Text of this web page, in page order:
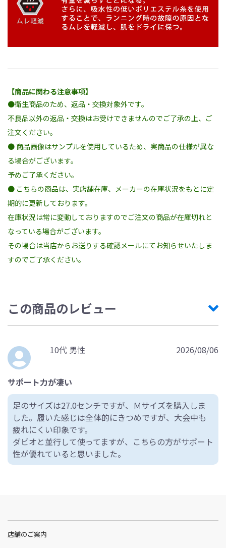
【商品に関わる注意事項】
●衛生商品のため、返品・交換対象外です。
不良品以外の返品・交換はお受けできませんのでご了承の上、ご
注文ください。
● 商品画像はサンプルを使用しているため、実商品の仕様が異な
る場合がございます。
予めご了承ください。
● こちらの商品は、実店舗在庫、メーカーの在庫状況をもとに定
期的に更新しております。
在庫状況は常に変動しておりますのでご注文の商品が在庫切れと
なっている場合がございます。
その場合は当店からお送りする確認メールにてお知らせいたしま
すのでご了承ください。
この商品のレビュー
10代 男性 2026/08/06
サポート力が凄い
足のサイズは27.0センチですが、Ｍサイズを購入しま
した。履いた感じは全体的にきつめですが、大会中も
疲れにくい印象です。
ダビオと並行して使ってますが、こちらの方がサポート
性が優れていると思いました。
店舗のご案内